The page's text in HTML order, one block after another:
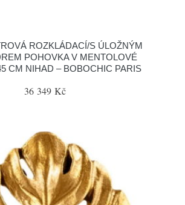
ROZKLÁDACÍ/S ÚLOŽNÝM
POHOVKA V MENTOLOVÉ
CM NIHAD – BOBOCHIC PARIS
36 349 Kč